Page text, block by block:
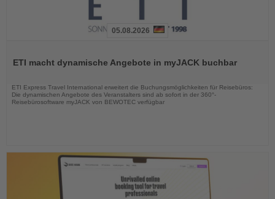
die
05.08.2026
ETI macht dynamische Angebote in myJACK buchbar
ETI Express Travel International erweitert die Buchungsmöglichkeiten für Reisebüros:
Die dynamischen Angebote des Veranstalters sind ab sofort in der 360°-
Reisebürosoftware myJACK von BEWOTEC verfügbar